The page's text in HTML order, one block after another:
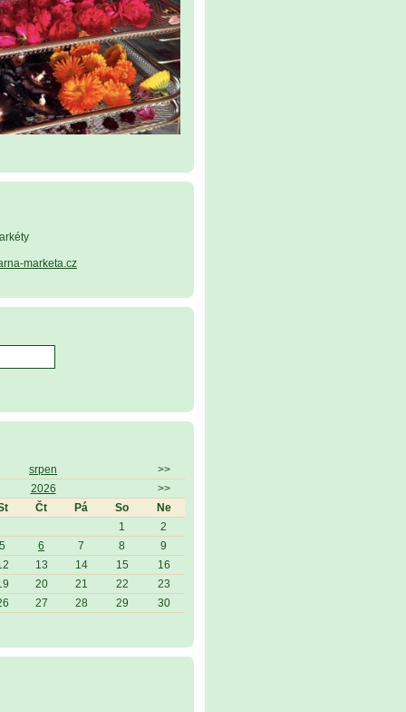
marketa.cz
srpen
>>
2026
>>
Čt Pá So
Ne
1
2
5
6 7 8
9
13 14 15
16
20 21 22
23
27 28 29 30